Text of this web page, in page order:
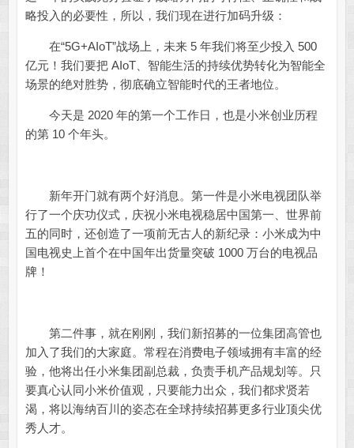
略投入的必要性，所以，我们现在进行加码升级：
在“5G+AIoT”战场上，未来 5 年我们将至少投入 500
亿元！我们要把 AIoT、智能生活的持续优势转化为智能全
场景的绝对胜势，彻底确立智能时代的王者地位。
今天是 2020 年的第一个工作日，也是小米创业历程
的第 10 个年头。
新年开门就有两个好消息。第一件是小米电视团队举
行了一个庆功仪式，庆祝小米电视稳居中国第一、世界前
五的同时，还创造了一项前无古人的新纪录：小米成为中
国电视史上首个在中国年出货量突破 1000 万台的电视品
牌！
第二件事，就在刚刚，我们新招募的一位集团高管也
加入了我们的大家庭。常程在消费电子领域拥有丰富的经
验，他将出任小米集团副总裁，负责手机产品规划等。只
要真心认同小米价值观，只要能力出众，我们都求贤若
渴，将以海纳百川的姿态在全球持续招募更多行业顶尖优
秀人才。